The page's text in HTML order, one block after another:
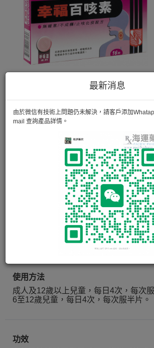
最新消息
由於微信有技術上問題仍未解決，請客戶添加
mail 查詢產品詳情。
幸福百咳素
使用方法
成人及12歲以上兒童，每日4次，每次
6至12歲兒童，每日4次，每次服半片。
功效